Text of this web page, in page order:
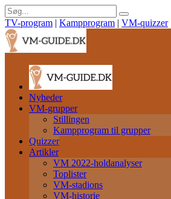
TV-program | Kampprogram | VM-quizzer
Nyheder
VM-grupper
Stillingen
Kampprogram til grupper
Quizzer
Artikler
VM 2022-holdanalyser
Toplister
VM-stadions
VM-historie